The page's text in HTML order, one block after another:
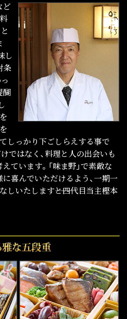
ど
し
条
醐
しっかり下ごしらえする事で
ではなく、料理と人の出会いも
ています。「味ま野」で素敵な
喜んでいただけるよう、一期一
いたします―――と四代目当主樫本